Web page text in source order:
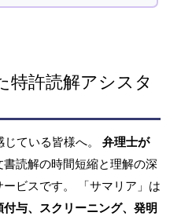
特許読解アシスタ
じている皆様へ。 弁理士が
書読解の時間短縮と理解の深
ビスです。 「サマリア」は
与、スクリーニング、発明